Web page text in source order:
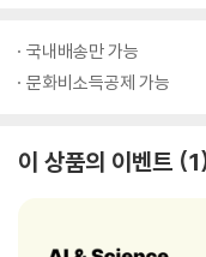
국내배송만 가능
문화비소득공제 가능
이 상품의 이벤트 1